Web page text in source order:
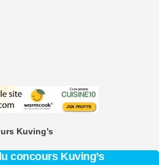
Kuving’s
concours Kuving’s